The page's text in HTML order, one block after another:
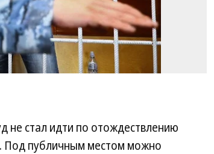
не стал идти по отождествлению
Под публичным местом можно